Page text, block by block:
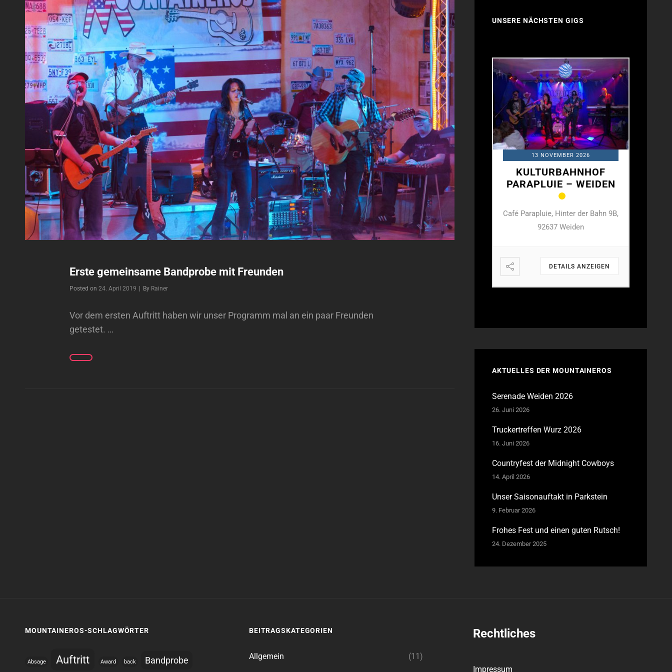
Erste gemeinsame Bandprobe mit Freunden
Posted on24. April 2019 By Byline
Rainer
Vor dem ersten Auftritt haben wir unser Programm mal an ein paar Freunden
getestet. …
ERSTE
UNSERE NÄCHSTEN GIGS
13 NOVEMBER 2026
KULTURBAHNHOF
PARAPLUIE – WEIDEN
Café Parapluie, Hinter der Bahn 9B,
92637 Weiden
13 NOVEMBER 2026
KULTURBAHNHOF
PARAPLUIE – WEIDEN
Café Parapluie, Hinter der Bahn 9B,
92637 Weiden
13 NOVEMBER 2026
KULTURBAHNHOF
PARAPLUIE – WEIDEN
Café Parapluie, Hinter der Bahn 9B,
92637 Weiden
DETAILS ANZEIGEN
AKTUELLES DER MOUNTAINEROS
Serenade Weiden 2026
26. Juni 2026
Truckertreffen Wurz 2026
16. Juni 2026
Countryfest der Midnight Cowboys
14. April 2026
Unser Saisonauftakt in Parkstein
9. Februar 2026
Frohes Fest und einen guten Rutsch!
24. Dezember 2025
MOUNTAINEROS-SCHLAGWÖRTER
Absage Auftritt Award back Bandprobe
BEITRAGSKATEGORIEN
Allgemein (11)
Rechtliches
Impressum